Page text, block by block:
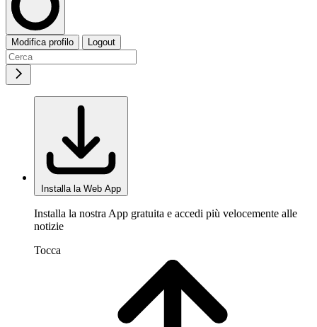
Modifica profilo Logout
Installa la Web App
Installa la nostra App gratuita e accedi più velocemente alle
notizie
Tocca